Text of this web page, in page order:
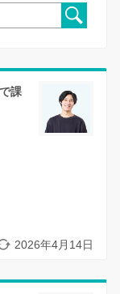
課
2026年4月14日